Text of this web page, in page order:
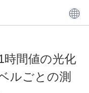
間値の光化
ルごとの測